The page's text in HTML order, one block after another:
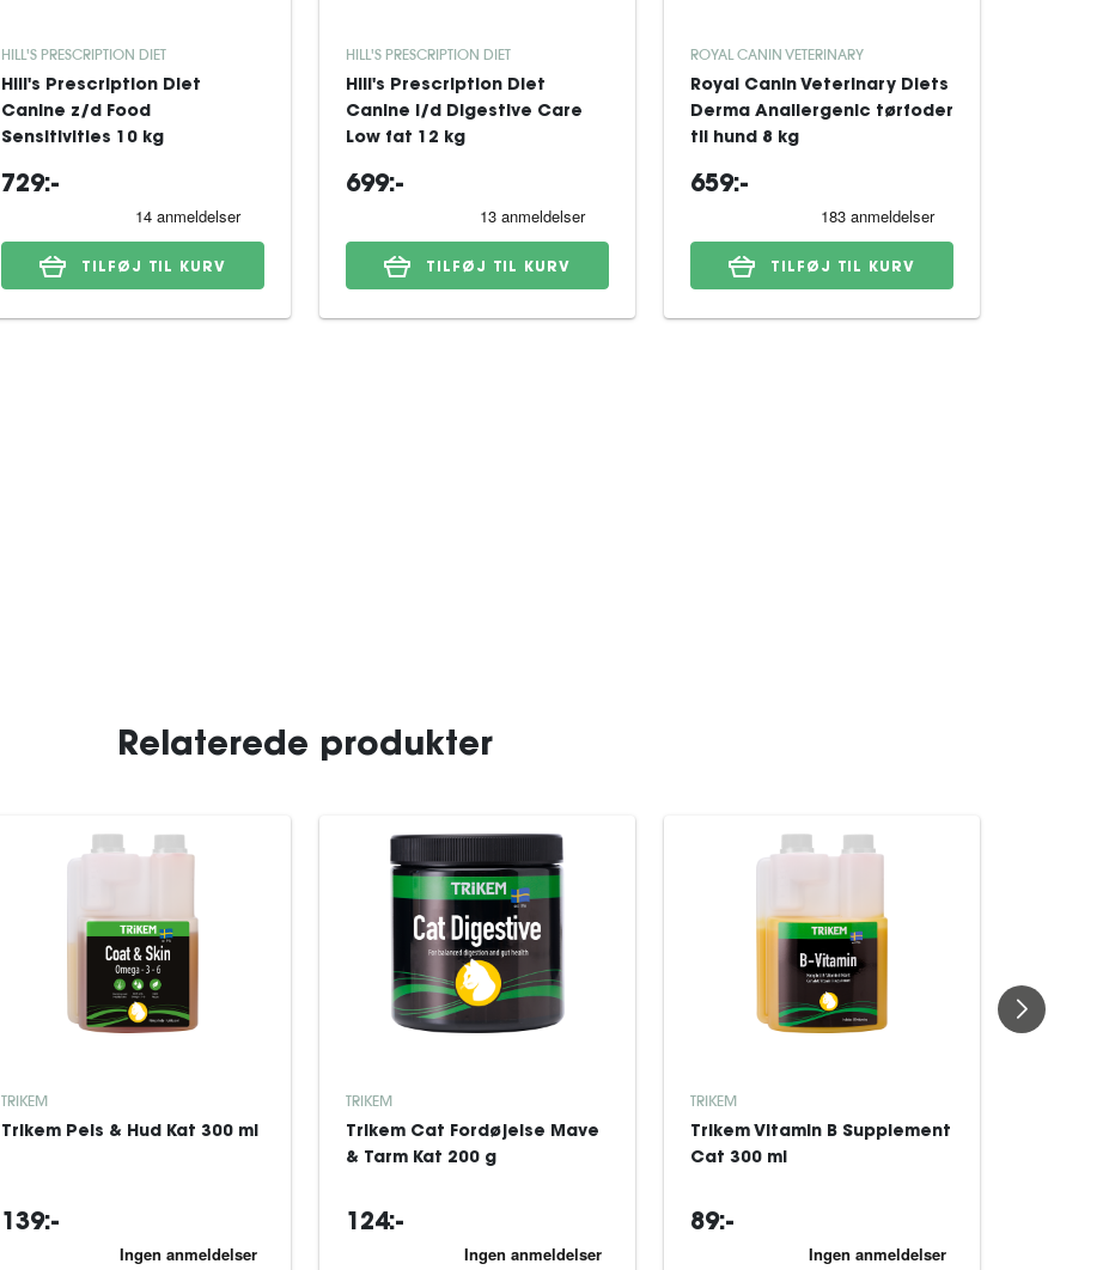
HILL'S PRESCRIPTION DIET
Hill's Prescription Diet
Canine z/d Food
Sensitivities 10 kg
729:-
TILFØJ TIL KURV
HILL'S PRESCRIPTION DIET
Hill's Prescription Diet
Canine i/d Digestive Care
Low fat 12 kg
699:-
TILFØJ TIL KURV
ROYAL CANIN VETERINARY
Royal Canin Veterinary Diets
Derma Anallergenic tørfoder
til hund 8 kg
659:-
TILFØJ TIL KURV
Relaterede produkter
TRIKEM
Trikem Pels & Hud Kat 300 ml
139:-
TRIKEM
Trikem Cat Fordøjelse Mave
& Tarm Kat 200 g
124:-
TRIKEM
Trikem Vitamin B Supplement
Cat 300 ml
89:-